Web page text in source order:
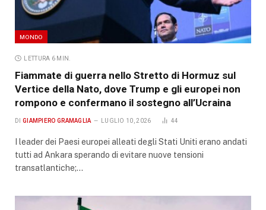
MONDO
LETTURA 6 MIN.
Fiammate di guerra nello Stretto di Hormuz sul
Vertice della Nato, dove Trump e gli europei non
rompono e confermano il sostegno all’Ucraina
DI GIAMPIERO GRAMAGLIA LUGLIO 10, 2026 44
I leader dei Paesi europei alleati degli Stati Uniti erano andati
tutti ad Ankara sperando di evitare nuove tensioni
transatlantiche;…